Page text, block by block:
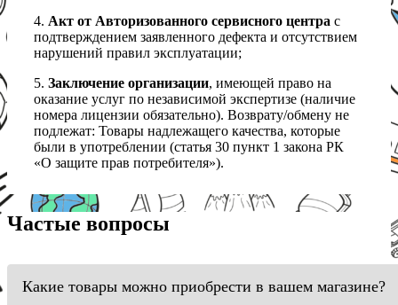
4. Акт от Авторизованного сервисного центра с
подтверждением заявленного дефекта и отсутствием
нарушений правил эксплуатации;
5. Заключение организации, имеющей право на
оказание услуг по независимой экспертизе (наличие
номера лицензии обязательно). Возврату/обмену не
подлежат: Товары надлежащего качества, которые
были в употреблении (статья 30 пункт 1 закона РК
«О защите прав потребителя»).
Частые вопросы
Какие товары можно приобрести в вашем магазине?